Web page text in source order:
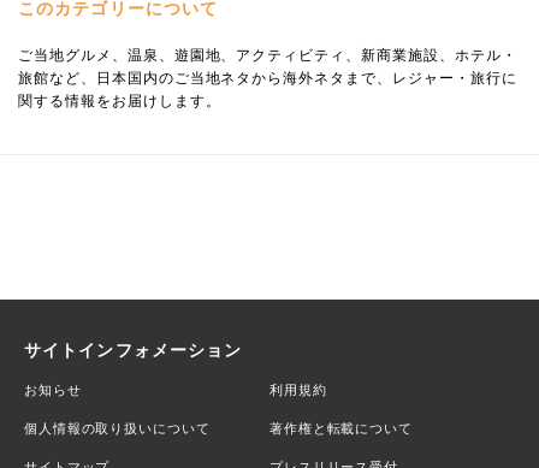
このカテゴリーについて
ご当地グルメ、温泉、遊園地、アクティビティ、新商業施設、ホテル・
旅館など、日本国内のご当地ネタから海外ネタまで、レジャー・旅行に
関する情報をお届けします。
サイトインフォメーション
お知らせ 利用規約
個人情報の取り扱いについて 著作権と転載について